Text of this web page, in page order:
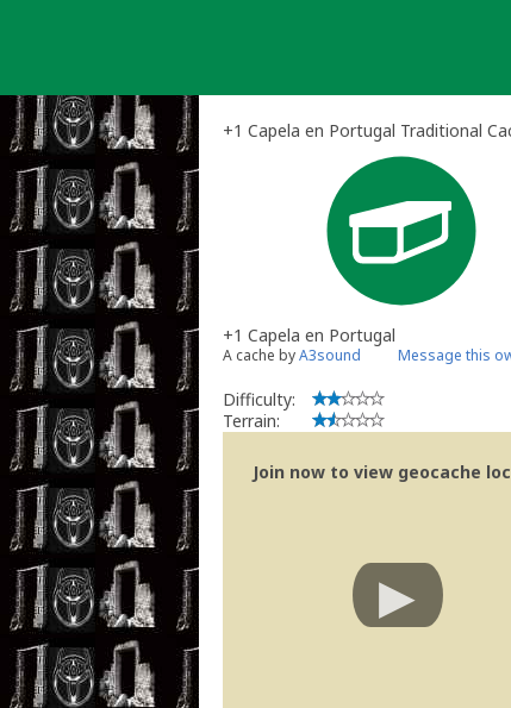
+1 Capela en Portugal Traditional
+1 Capela en Portugal
A cache byA3sound Message this
Difficulty:
Terrain:
Join now to view geocache